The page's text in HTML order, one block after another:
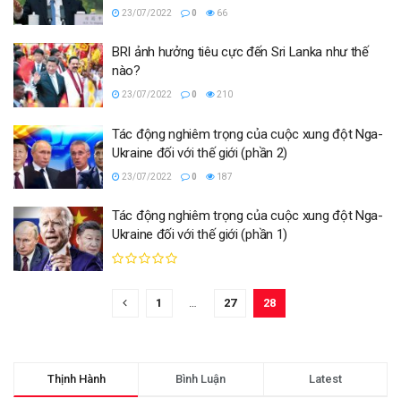
23/07/2022 0 66
BRI ảnh hưởng tiêu cực đến Sri Lanka như thế
nào?
23/07/2022 0 210
Tác động nghiêm trọng của cuộc xung đột Nga-
Ukraine đối với thế giới (phần 2)
23/07/2022 0 187
Tác động nghiêm trọng của cuộc xung đột Nga-
Ukraine đối với thế giới (phần 1)
1 27 28
Thịnh Hành Bình Luận Latest